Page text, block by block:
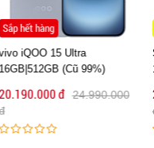
New | Công ty
Samsung Galaxy Z Flip7
12GB|256GB (Chính Hãng)
20.090.000 đ
28.990.000